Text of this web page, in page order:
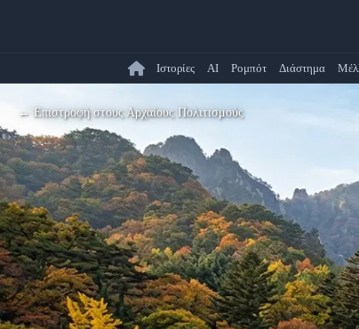
Ιστορίες AI Ρομπότ Διάστημα
← Επιστροφή στους Αρχαίους Πολιτισμούς